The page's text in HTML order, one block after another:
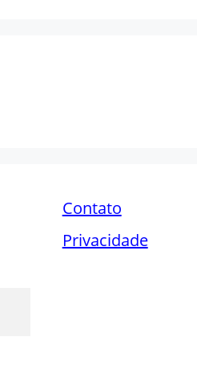
Contato
Privacidade